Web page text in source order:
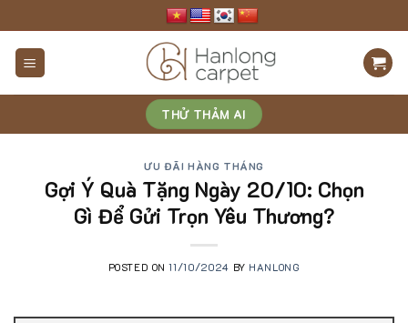
to
content
THỬ THẢM AI
ƯU ĐÃI HÀNG THÁNG
Gợi Ý Quà Tặng Ngày 20/10: Chọn
Gì Để Gửi Trọn Yêu Thương?
POSTED ON11/10/2024 BY HANLONG